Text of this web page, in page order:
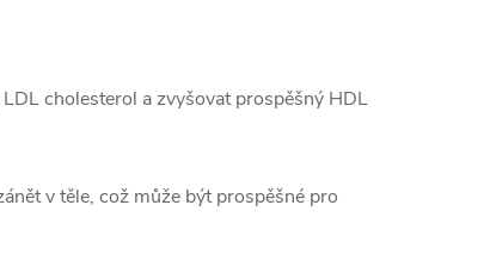
cholesterol a zvyšovat prospěšný HDL
v těle, což může být prospěšné pro